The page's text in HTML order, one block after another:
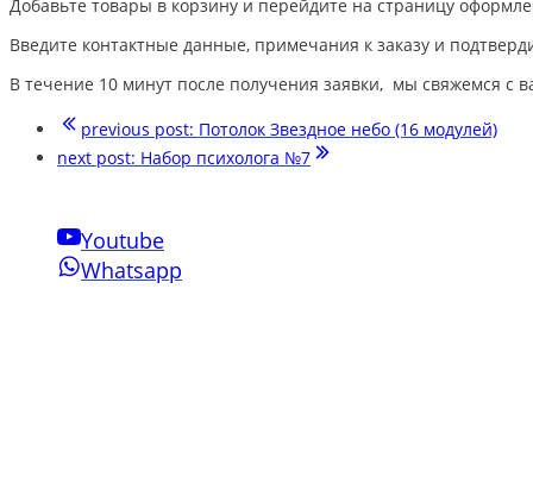
Добавьте товары в корзину и перейдите на страницу
Введите контактные данные, примечания к заказу и
В течение 10 минут после получения заявки, мы свяжемся с
previous post: Потолок Звездное небо (16 модулей)
next post: Набор психолога №7
Youtube
Whatsapp